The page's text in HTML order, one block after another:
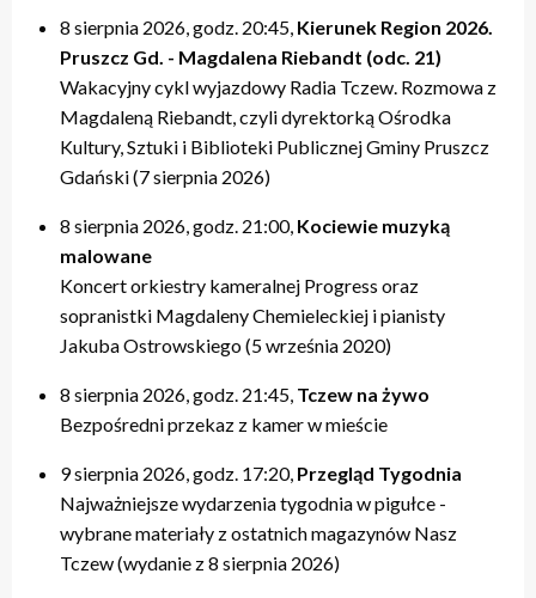
8 sierpnia 2026, godz. 20:45, Kierunek Region 2026.
Pruszcz Gd. - Magdalena Riebandt (odc. 21)
Wakacyjny cykl wyjazdowy Radia Tczew. Rozmowa z
Magdaleną Riebandt, czyli dyrektorką Ośrodka
Kultury, Sztuki i Biblioteki Publicznej Gminy Pruszcz
Gdański (7 sierpnia 2026)
8 sierpnia 2026, godz. 21:00, Kociewie muzyką
malowane
Koncert orkiestry kameralnej Progress oraz
sopranistki Magdaleny Chemieleckiej i pianisty
Jakuba Ostrowskiego (5 września 2020)
8 sierpnia 2026, godz. 21:45, Tczew na żywo
Bezpośredni przekaz z kamer w mieście
9 sierpnia 2026, godz. 17:20, Przegląd Tygodnia
Najważniejsze wydarzenia tygodnia w pigułce -
wybrane materiały z ostatnich magazynów Nasz
Tczew (wydanie z 8 sierpnia 2026)